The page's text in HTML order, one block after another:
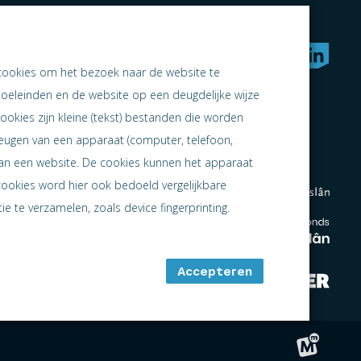
naar samen ondernemen
om het bezoek naar de website te
en de website op een deugdelijke wijze
zijn kleine (tekst) bestanden die worden
van een apparaat (computer, telefoon,
een website. De cookies kunnen het apparaat
word hier ook bedoeld vergelijkbare
te verzamelen, zoals device fingerprinting.
Accepteren